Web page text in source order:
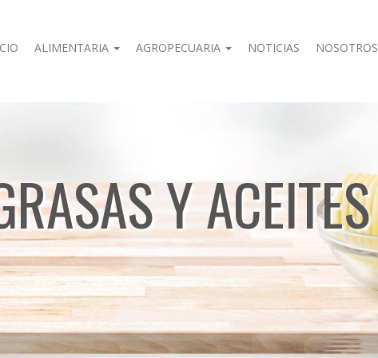
ALIMENTARIA AGROPECUARIA NOTICIAS NOSOTROS
Y ACEITES